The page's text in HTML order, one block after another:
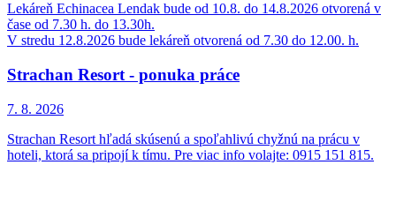
Lekáreň Echinacea Lendak bude od 10.8. do 14.8.2026 otvorená v
čase od 7.30 h. do 13.30h.
V stredu 12.8.2026 bude lekáreň otvorená od 7.30 do 12.00. h.
Strachan Resort - ponuka práce
7. 8. 2026
Strachan Resort hľadá skúsenú a spoľahlivú chyžnú na prácu v
hoteli, ktorá sa pripojí k tímu. Pre viac info volajte: 0915 151 815.